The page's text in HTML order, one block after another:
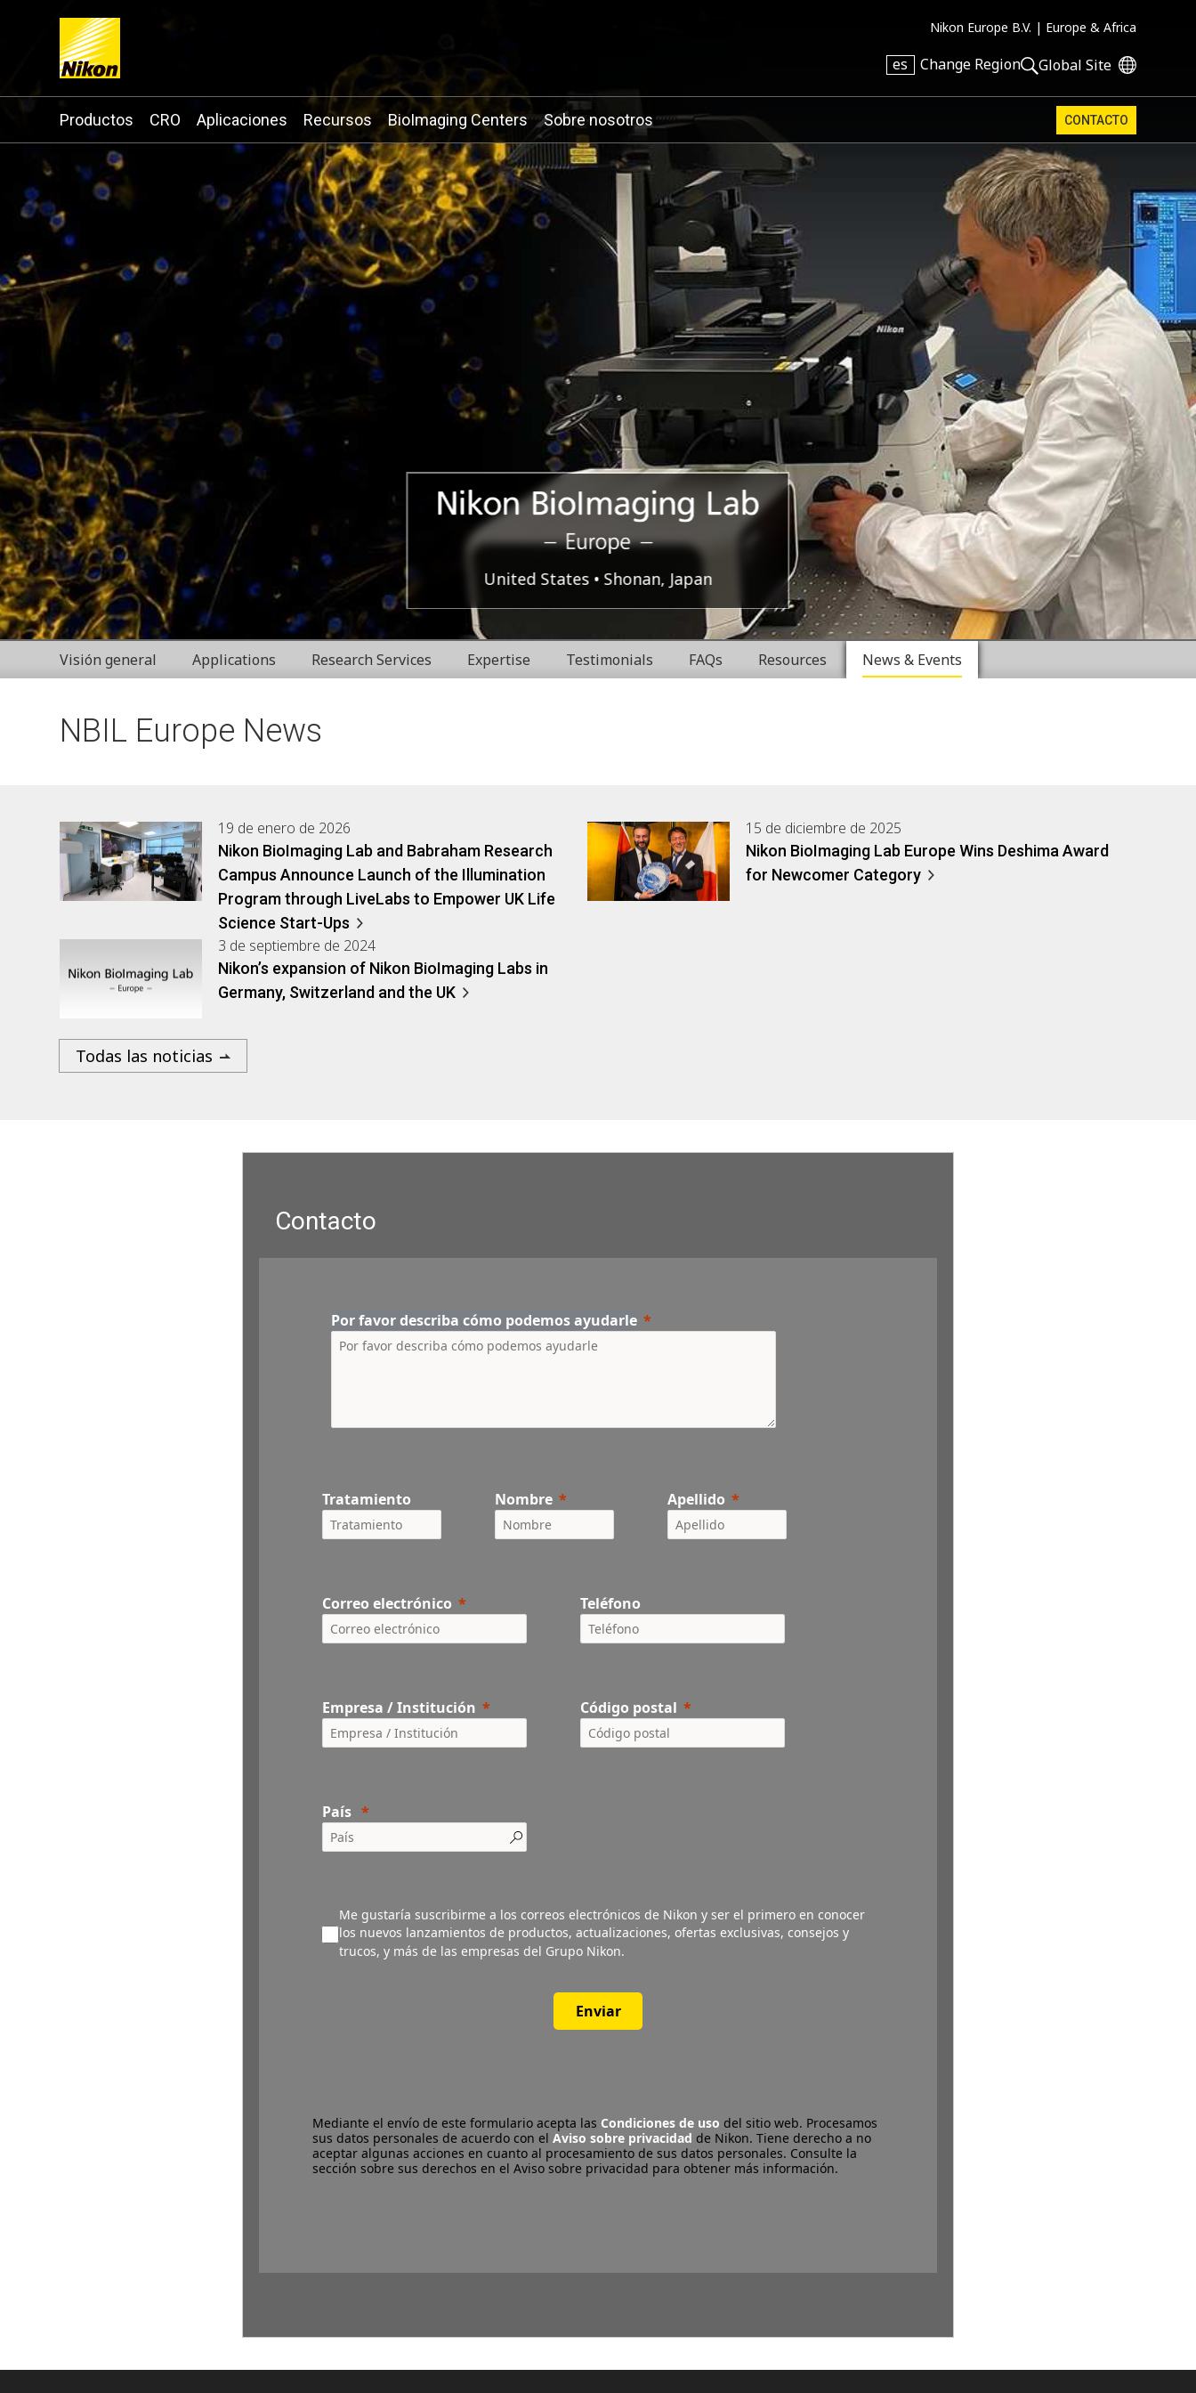
Nikon Europe B.V. | Europe & Africa
es Change Region Global Site
Search keyword(s)
Productos CRO Aplicaciones Recursos BioImaging Centers Sobre nosotros CONTACTO
Nikon
BioImaging
Labratories
EuropeUnited States Shonan, Japan
Visión general Applications Research Services Expertise Testimonials FAQs Resources News & Events
NBIL Europe News
19 de enero de 2026
Nikon BioImaging Lab and Babraham Research
Campus Announce Launch of the Illumination
Program through LiveLabs to Empower UK Life
Science Start-Ups
15 de diciembre de 2025
Nikon BioImaging Lab Europe Wins Deshima Award
for Newcomer Category
3 de septiembre de 2024
Nikon’s expansion of Nikon BioImaging Labs in
Germany, Switzerland and the UK
Todas las noticias
Contacto
Por favor describa cómo podemos ayudarle
Tratamiento Nombre Apellido
Correo electrónico Teléfono
Empresa / Institución Código postal
País
Me gustaría suscribirme a los correos electrónicos de Nikon y ser el primero en conocer
los nuevos lanzamientos de productos, actualizaciones, ofertas exclusivas, consejos y
trucos, y más de las empresas del Grupo Nikon.
Enviar
Mediante el envío de este formulario acepta las Condiciones de uso del sitio web. Procesamos
sus datos personales de acuerdo con el Aviso sobre privacidad de Nikon. Tiene derecho a no
aceptar algunas acciones en cuanto al procesamiento de sus datos personales. Consulte la
sección sobre sus derechos en el Aviso sobre privacidad para obtener más información.